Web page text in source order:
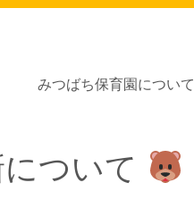
みつばち保育園について
ついて